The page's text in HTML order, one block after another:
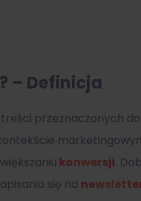
– Definicja
przeznaczonych
konwersji.
się na